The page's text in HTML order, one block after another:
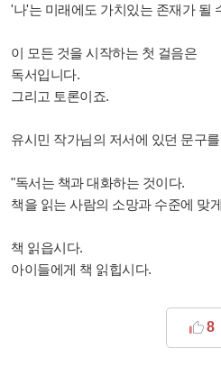
'나'는 미래에도 가치있는 존재가 될
이 모든 것을 시작하는 첫 걸음은
독서입니다.
그리고 토론이죠.
유시민 작가님의 저서에 있던 문구
"독서는 책과 대화하는 것이다.
책을 읽는 사람의 소망과 수준에 맞
책 읽읍시다.
아이들에게 책 읽힙시다.
8